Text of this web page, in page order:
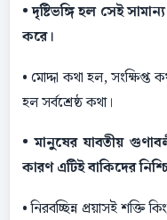
• দৃষ্টিভঙ্গি হল সেই
করে।
• মােদ্দা কথা হল,
হল সর্বশ্রেষ্ঠ কথা।
• মানুষের যাবতীয়
কারণ এটিই বাকিদের
• নিরবচ্ছিন্ন প্রয়াসই শক্তি